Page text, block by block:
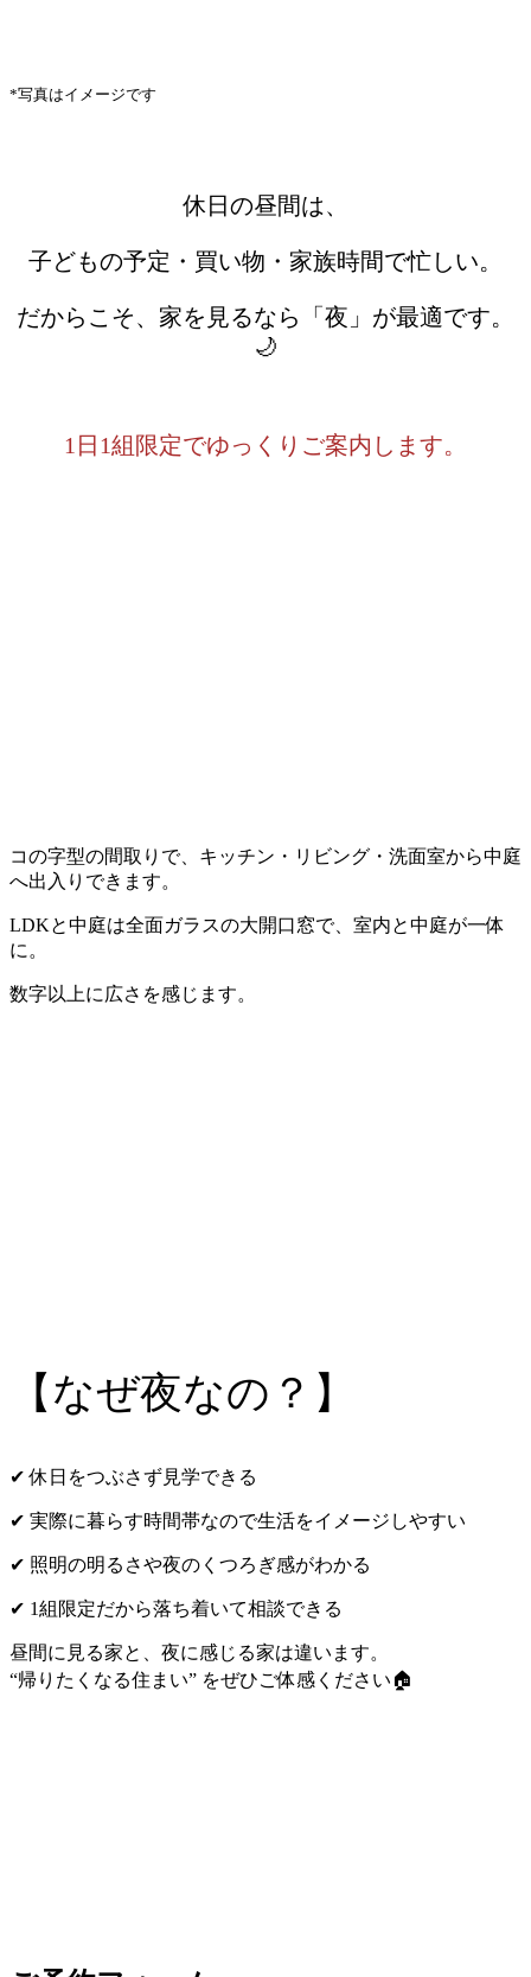
*写真はイメージです
休日の昼間は、
子どもの予定・買い物・家族時間で忙しい。
だからこそ、家を見るなら「夜」が最適です。
🌙
1日1組限定でゆっくりご案内します。
コの字型の間取りで、キッチン・リビング・洗面室から中庭
へ出入りできます。
LDKと中庭は全面ガラスの大開口窓で、室内と中庭が一体
に。
数字以上に広さを感じます。
【なぜ夜なの？】
✔ 休日をつぶさず見学できる
✔ 実際に暮らす時間帯なので生活をイメージしやすい
✔ 照明の明るさや夜のくつろぎ感がわかる
✔ 1組限定だから落ち着いて相談できる
昼間に見る家と、夜に感じる家は違います。
“帰りたくなる住まい” をぜひご体感ください🏠